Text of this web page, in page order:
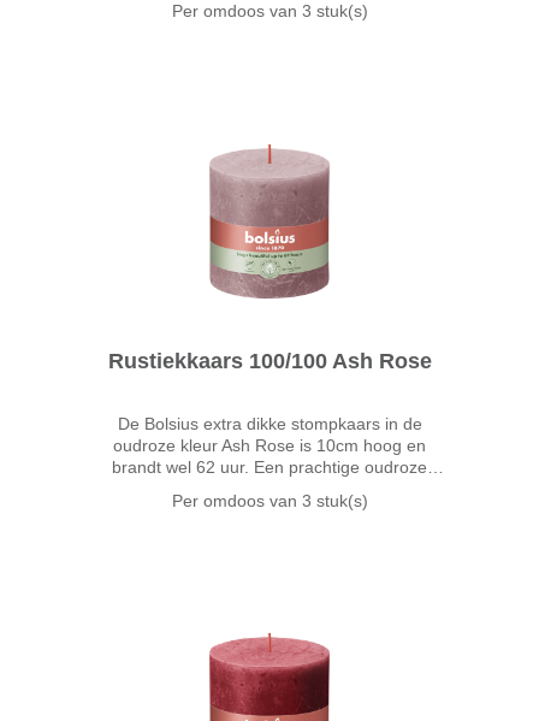
is Earthy Orange. Verrassend en energiek!
Per omdoos van 3 stuk(s)
Rustiekkaars 100/100 Ash Rose
De Bolsius extra dikke stompkaars in de
oudroze kleur Ash Rose is 10cm hoog en
brandt wel 62 uur. Een prachtige oudroze
bruin, goud, grijs of pastelkleuren. Een trendy
Per omdoos van 3 stuk(s)